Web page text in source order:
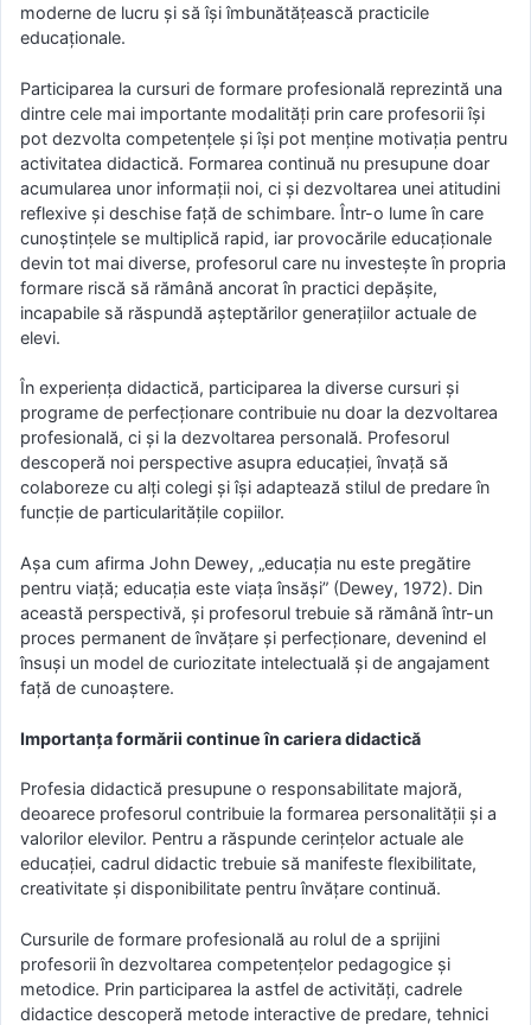
moderne de lucru și să își îmbunătățească practicile
educaționale.
Participarea la cursuri de formare profesională reprezintă una
dintre cele mai importante modalități prin care profesorii își
pot dezvolta competențele și își pot menține motivația pentru
activitatea didactică. Formarea continuă nu presupune doar
acumularea unor informații noi, ci și dezvoltarea unei atitudini
reflexive și deschise față de schimbare. Într-o lume în care
cunoștințele se multiplică rapid, iar provocările educaționale
devin tot mai diverse, profesorul care nu investește în propria
formare riscă să rămână ancorat în practici depășite,
incapabile să răspundă așteptărilor generațiilor actuale de
elevi.
În experiența didactică, participarea la diverse cursuri și
programe de perfecționare contribuie nu doar la dezvoltarea
profesională, ci și la dezvoltarea personală. Profesorul
descoperă noi perspective asupra educației, învață să
colaboreze cu alți colegi și își adaptează stilul de predare în
funcție de particularitățile copiilor.
Așa cum afirma John Dewey, „educația nu este pregătire
pentru viață; educația este viața însăși” (Dewey, 1972). Din
această perspectivă, și profesorul trebuie să rămână într-un
proces permanent de învățare și perfecționare, devenind el
însuși un model de curiozitate intelectuală și de angajament
față de cunoaștere.
Importanța formării continue în cariera didactică
Profesia didactică presupune o responsabilitate majoră,
deoarece profesorul contribuie la formarea personalității și a
valorilor elevilor. Pentru a răspunde cerințelor actuale ale
educației, cadrul didactic trebuie să manifeste flexibilitate,
creativitate și disponibilitate pentru învățare continuă.
Cursurile de formare profesională au rolul de a sprijini
profesorii în dezvoltarea competențelor pedagogice și
metodice. Prin participarea la astfel de activități, cadrele
didactice descoperă metode interactive de predare, tehnici